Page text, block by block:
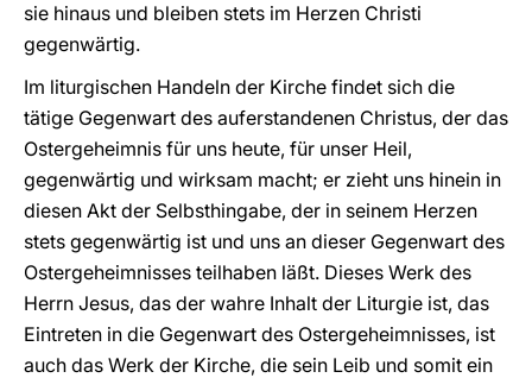
sie hinaus und bleiben stets im Herzen Christi
gegenwärtig.
Im liturgischen Handeln der Kirche findet sich die
tätige Gegenwart des auferstandenen Christus, der das
Ostergeheimnis für uns heute, für unser Heil,
gegenwärtig und wirksam macht; er zieht uns hinein in
diesen Akt der Selbsthingabe, der in seinem Herzen
stets gegenwärtig ist und uns an dieser Gegenwart des
Ostergeheimnisses teilhaben läßt. Dieses Werk des
Herrn Jesus, das der wahre Inhalt der Liturgie ist, das
Eintreten in die Gegenwart des Ostergeheimnisses, ist
auch das Werk der Kirche, die sein Leib und somit ein